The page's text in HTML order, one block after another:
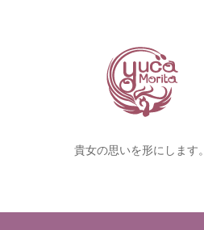
貴女の思いを形にします。